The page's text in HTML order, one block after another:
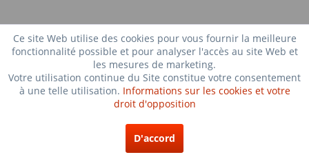
Ce site Web utilise des cookies pour vous fournir la meilleure
fonctionnalité possible et pour analyser l'accès au site Web et
les mesures de marketing.
Votre utilisation continue du Site constitue votre consentement
à une telle utilisation. Informations sur les cookies et votre
droit d'opposition
D'accord
(4.75 / 5)
Évaluations à: shopvote.de ⓘ